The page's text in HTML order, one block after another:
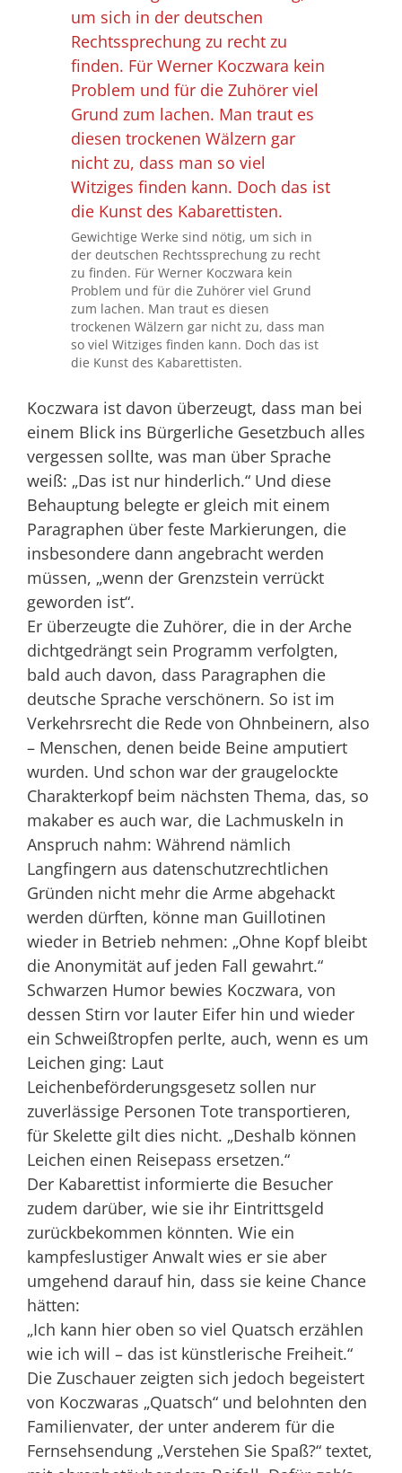
Gewichtige Werke sind nötig, um sich in
der deutschen Rechtssprechung zu recht
zu finden. Für Werner Koczwara kein
Problem und für die Zuhörer viel Grund
zum lachen. Man traut es diesen
trockenen Wälzern gar nicht zu, dass man
so viel Witziges finden kann. Doch das ist
die Kunst des Kabarettisten.
Koczwara ist davon überzeugt, dass man bei
einem Blick ins Bürgerliche Gesetzbuch alles
vergessen sollte, was man über Sprache
weiß: „Das ist nur hinderlich.“ Und diese
Behauptung belegte er gleich mit einem
Paragraphen über feste Markierungen, die
insbesondere dann angebracht werden
müssen, „wenn der Grenzstein verrückt
geworden ist“.
Er überzeugte die Zuhörer, die in der Arche
dichtgedrängt sein Programm verfolgten,
bald auch davon, dass Paragraphen die
deutsche Sprache verschönern. So ist im
Verkehrsrecht die Rede von Ohnbeinern, also
– Menschen, denen beide Beine amputiert
wurden. Und schon war der graugelockte
Charakterkopf beim nächsten Thema, das, so
makaber es auch war, die Lachmuskeln in
Anspruch nahm: Während nämlich
Langfingern aus datenschutzrechtlichen
Gründen nicht mehr die Arme abgehackt
werden dürften, könne man Guillotinen
wieder in Betrieb nehmen: „Ohne Kopf bleibt
die Anonymität auf jeden Fall gewahrt.“
Schwarzen Humor bewies Koczwara, von
dessen Stirn vor lauter Eifer hin und wieder
ein Schweißtropfen perlte, auch, wenn es um
Leichen ging: Laut
Leichenbeförderungsgesetz sollen nur
zuverlässige Personen Tote transportieren,
für Skelette gilt dies nicht. „Deshalb können
Leichen einen Reisepass ersetzen.“
Der Kabarettist informierte die Besucher
zudem darüber, wie sie ihr Eintrittsgeld
zurückbekommen könnten. Wie ein
kampfeslustiger Anwalt wies er sie aber
umgehend darauf hin, dass sie keine Chance
hätten:
„Ich kann hier oben so viel Quatsch erzählen
wie ich will – das ist künstlerische Freiheit.“
Die Zuschauer zeigten sich jedoch begeistert
von Koczwaras „Quatsch“ und belohnten den
Familienvater, der unter anderem für die
Fernsehsendung „Verstehen Sie Spaß?“ textet,